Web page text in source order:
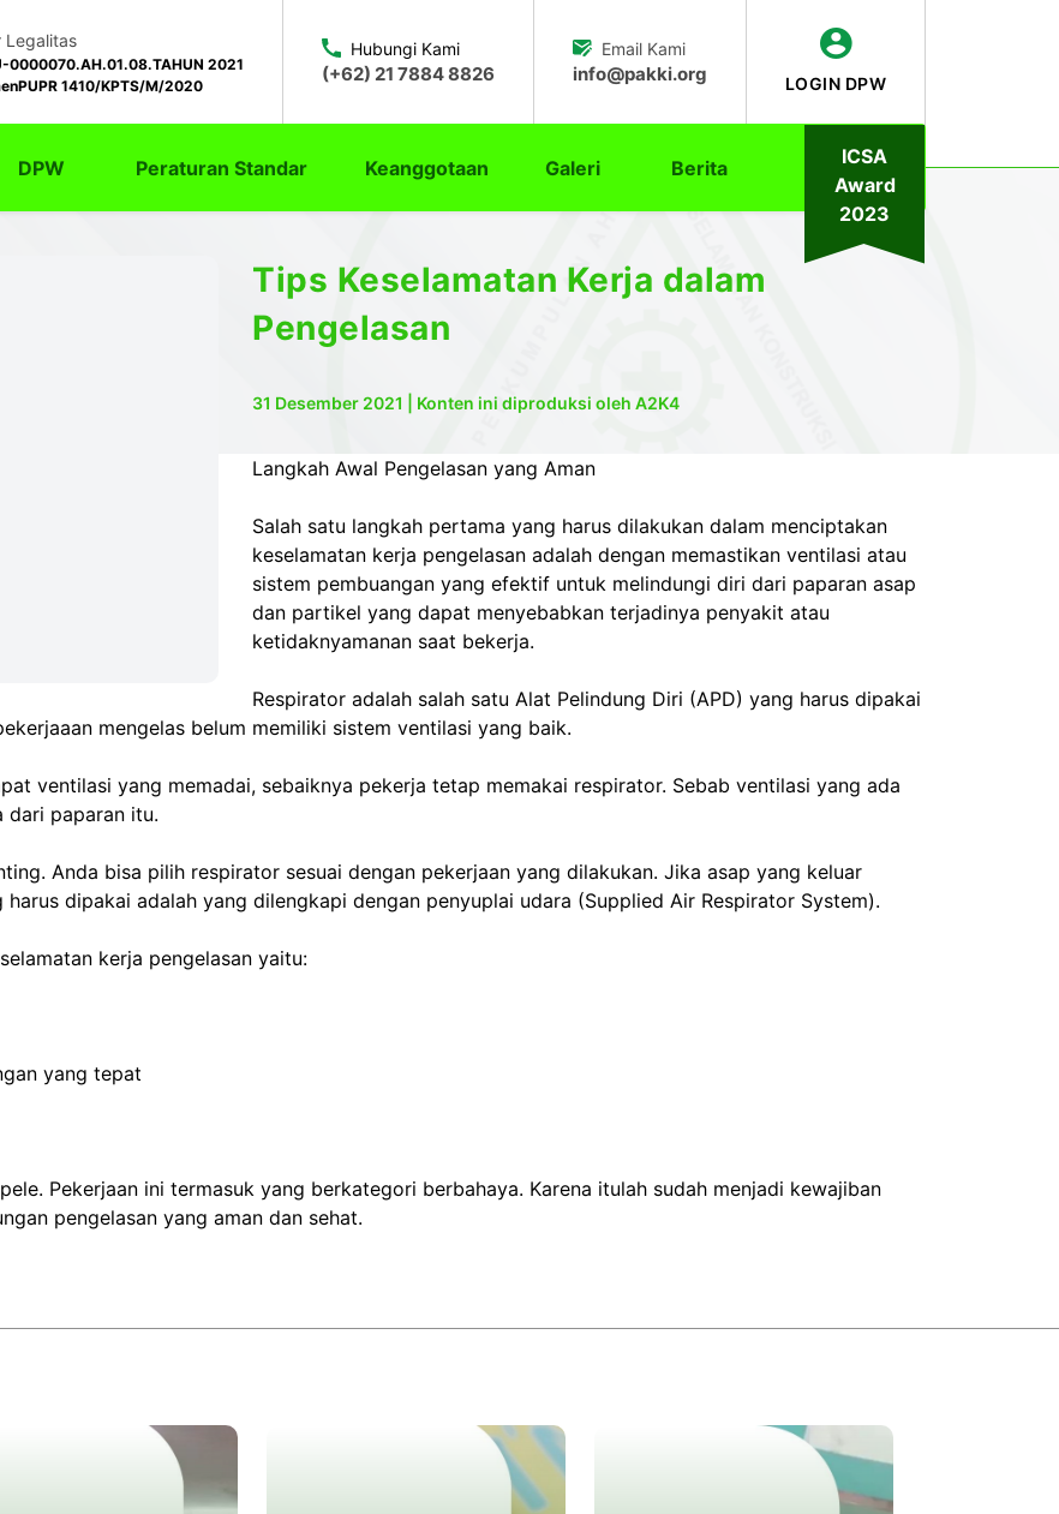
Legalitas
0000070.AH.01.08.TAHUN 2021
1410/KPTS/M/2020
Hubungi Kami
(+62) 21 7884 8826
Email Kami
info@pakki.org LOGIN DPW
DPW Peraturan Standar Keanggotaan Galeri Berita
ICSA
Award
2023
Tips Keselamatan Kerja dalam
Pengelasan
31 Desember 2021 | Konten ini diproduksi oleh A2K4
Langkah Awal Pengelasan yang Aman
Salah satu langkah pertama yang harus dilakukan dalam menciptakan
keselamatan kerja pengelasan adalah dengan memastikan ventilasi atau
sistem pembuangan yang efektif untuk melindungi diri dari paparan asap
dan partikel yang dapat menyebabkan terjadinya penyakit atau
ketidaknyamanan saat bekerja.
Respirator adalah salah satu Alat Pelindung Diri (APD) yang harus dipakai
mengelas belum memiliki sistem ventilasi yang baik.
ventilasi yang memadai, sebaiknya pekerja tetap memakai respirator. Sebab ventilasi yang ada
dari paparan itu.
Anda bisa pilih respirator sesuai dengan pekerjaan yang dilakukan. Jika asap yang keluar
dipakai adalah yang dilengkapi dengan penyuplai udara (Supplied Air Respirator System).
kerja pengelasan yaitu:
yang tepat
Pekerjaan ini termasuk yang berkategori berbahaya. Karena itulah sudah menjadi kewajiban
pengelasan yang aman dan sehat.